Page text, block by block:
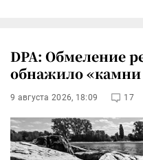
DPA: Обмеление
обнажило «камни
9 августа 2026, 18:09 17